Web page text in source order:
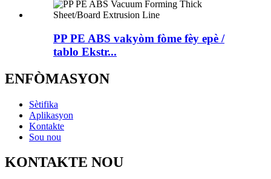
PP PE ABS vakyòm fòme fèy epè /
tablo Ekstr...
ENFÒMASYON
Sètifika
Aplikasyon
Kontakte
Sou nou
KONTAKTE NOU